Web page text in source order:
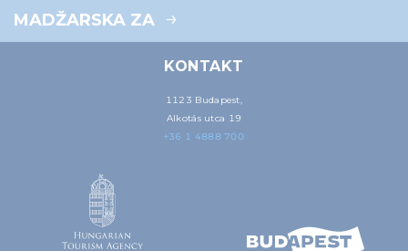
MADŽARSKA ZA
KONTAKT
1123 Budapest,
Alkotás utca 19
+36 1 4888 700